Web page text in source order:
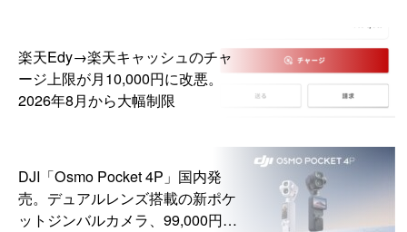
楽天Edy→楽天キャッシュのチャ
ージ上限が月10,000円に改悪。
2026年8月から大幅制限
DJI「Osmo Pocket 4P」国内発
売。デュアルレンズ搭載の新ポケ
ットジンバルカメラ、99,000円か